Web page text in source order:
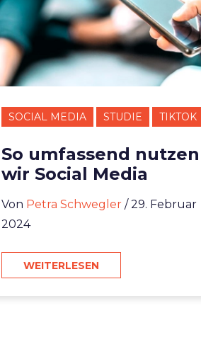
SOCIAL MEDIA STUDIE TIKTOK
So umfassend nutzen
wir Social Media
Von Petra Schwegler/ 29. Februar
2024
WEITERLESEN